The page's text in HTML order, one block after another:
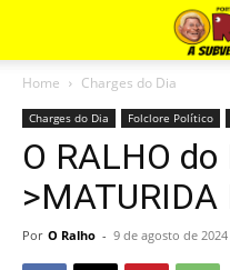
Home Charges do Dia
Charges do Dia Folclore Político
O RALHO do
Por O Ralho - 9 de agosto de 2024